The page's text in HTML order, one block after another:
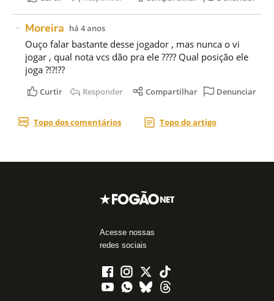
Acesse nossas
redes sociais